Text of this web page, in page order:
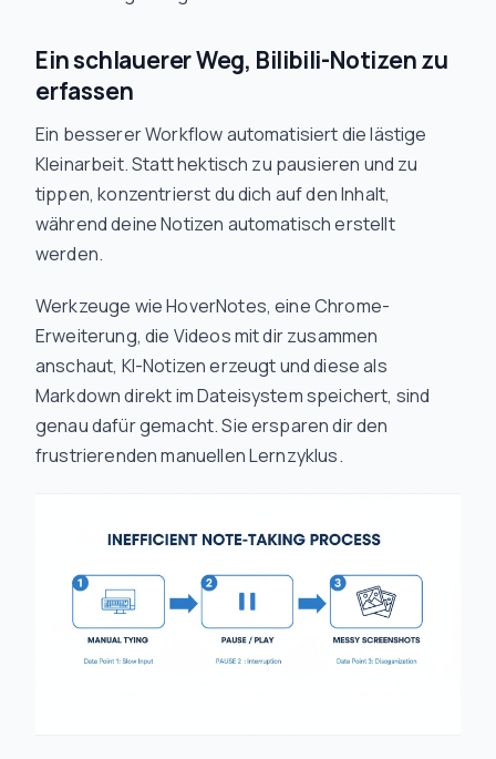
Ein schlauerer Weg, Bilibili-Notizen zu
erfassen
Ein besserer Workflow automatisiert die lästige
Kleinarbeit. Statt hektisch zu pausieren und zu
tippen, konzentrierst du dich auf den Inhalt,
während deine Notizen automatisch erstellt
werden.
Werkzeuge wie HoverNotes, eine Chrome-
Erweiterung, die Videos mit dir zusammen
anschaut, KI-Notizen erzeugt und diese als
Markdown direkt im Dateisystem speichert, sind
genau dafür gemacht. Sie ersparen dir den
frustrierenden manuellen Lernzyklus.